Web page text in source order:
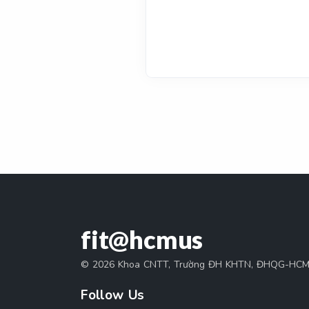
fit@hcmus
© 2026 Khoa CNTT, Trường ĐH KHTN, ĐHQG-HCM
Follow Us